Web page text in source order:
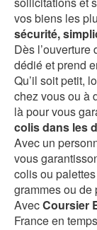
vos biens les
sécurité,
Dès
dédié et prend
Qu’il soit petit,
chez vous ou à
là pour vous
colis dans les
Avec un
vous
colis ou
grammes ou de
AvecCoursier
France en